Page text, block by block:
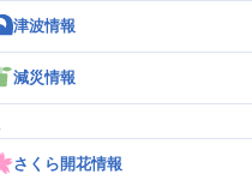
津波情報
減災情報
さくら開花情報